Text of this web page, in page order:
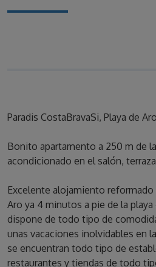
Paradis CostaBravaSi, Playa de Aro
Bonito apartamento a 250 m de
acondicionado en el salón,
Excelente alojamiento reformado
Aro ya 4 minutos a pie de la
dispone de todo tipo de
unas vacaciones inolvidables en
se encuentran todo tipo de
restaurantes y tiendas de todo